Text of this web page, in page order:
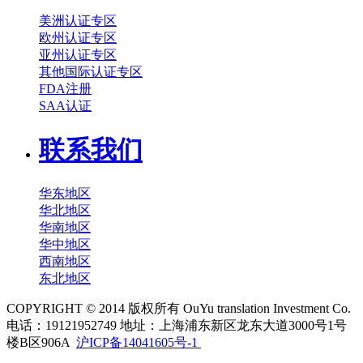
美洲认证专区
欧州认证专区
亚州认证专区
其他国际认证专区
FDA注册
SAA认证
联系我们
华东地区
华北地区
华南地区
华中地区
西南地区
东北地区
COPYRIGHT © 2014 版权所有 OuYu translation Investment Co.
电话：19121952749 地址：上海浦东新区龙东大道3000号1号
楼B区906A 沪ICP备14041605号-1